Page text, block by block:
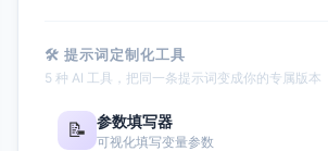
🛠 提示词定制化工具
5 种 AI 工具，把同一条提示词变成你的专属版本
📝 参数填写器
可视化填写变量参数